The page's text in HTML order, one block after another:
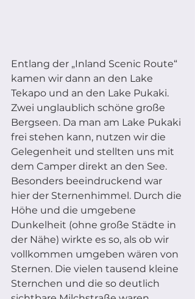
Entlang der „Inland Scenic Route“
kamen wir dann an den Lake
Tekapo und an den Lake Pukaki.
Zwei unglaublich schöne große
Bergseen. Da man am Lake Pukaki
frei stehen kann, nutzen wir die
Gelegenheit und stellten uns mit
dem Camper direkt an den See.
Besonders beeindruckend war
hier der Sternenhimmel. Durch die
Höhe und die umgebene
Dunkelheit (ohne große Städte in
der Nähe) wirkte es so, als ob wir
vollkommen umgeben wären von
Sternen. Die vielen tausend kleine
Sternchen und die so deutlich